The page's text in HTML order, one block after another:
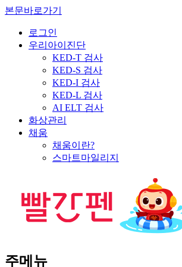
본문바로가기
로그인
우리아이진단
KED-T 검사
KED-S 검사
KED-I 검사
KED-L 검사
AI ELT 검사
화상관리
채움
채움이란?
스마트마일리지
주메뉴